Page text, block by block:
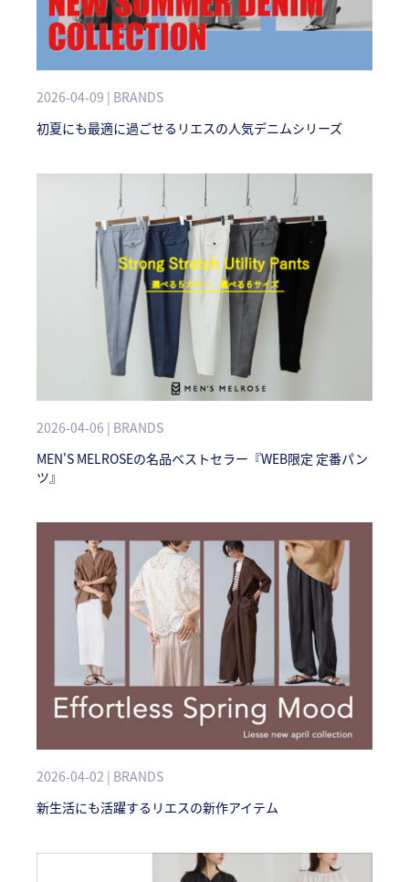
2026-04-09 | BRANDS
初夏にも最適に過ごせるリエスの人気デニムシリーズ
2026-04-06 | BRANDS
MEN'S MELROSEの名品ベストセラー『WEB限定 定番パン
ツ』
2026-04-02 | BRANDS
新生活にも活躍するリエスの新作アイテム